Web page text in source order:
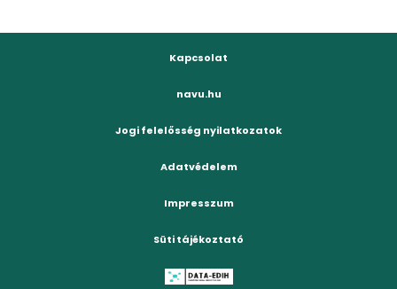
Kapcsolat
navu.hu
Jogi felelősség nyilatkozatok
Adatvédelem
Impresszum
Süti tájékoztató